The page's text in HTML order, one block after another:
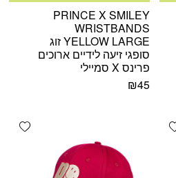
PRINCE X SMILEY
WRISTBANDS
YELLOW LARGE זוג
סופגי זיעה לידיים ארוכים
פרינס X סמיילי
₪45
Add wishlist